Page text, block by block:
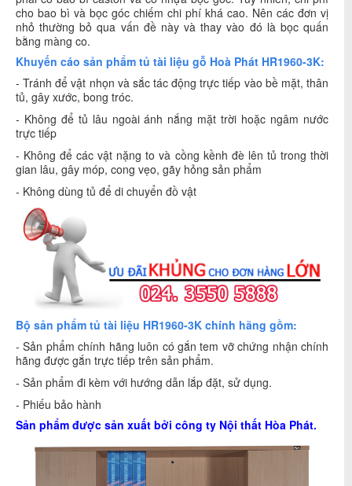
cho bao bì và bọc góc chiếm chi phí khá cao. Nên các đơn vị
nhỏ thường bỏ qua vấn đề này và thay vào đó là bọc quấn
bằng màng co.
Khuyến cáo sản phẩm tủ tài liệu gỗ Hoà Phát HR1960-3K:
- Tránh để vật nhọn và sắc tác động trực tiếp vào bề mặt, thân
tủ, gây xước, bong tróc.
- Không để tủ lâu ngoài ánh nắng mặt trời hoặc ngâm nước
trực tiếp
- Không để các vật nặng to và cồng kềnh đè lên tủ trong thời
gian lâu, gây móp, cong vẹo, gãy hỏng sản phẩm
- Không dùng tủ để di chuyển đồ vật
Bộ sản phẩm tủ tài liệu HR1960-3K chính hãng gồm:
- Sản phẩm chính hãng luôn có gắn tem vỡ chứng nhận chính
hãng được gắn trực tiếp trên sản phẩm.
- Sản phẩm đi kèm với hướng dẫn lắp đặt, sử dụng.
- Phiếu bảo hành
Sản phẩm được sản xuất bởi công ty Nội thất Hòa Phát.